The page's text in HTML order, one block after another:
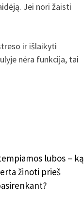
Jei nori žaisti
ir išlaikyti
nėra funkcija, tai
lubos – ką
žinoti prieš